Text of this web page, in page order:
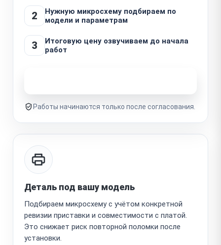
2
Нужную микросхему подбираем по
модели и параметрам
3
Итоговую цену озвучиваем до начала
работ
Работы начинаются только после согласования.
Деталь под вашу модель
Подбираем микросхему с учётом конкретной
ревизии приставки и совместимости с платой.
Это снижает риск повторной поломки после
установки.